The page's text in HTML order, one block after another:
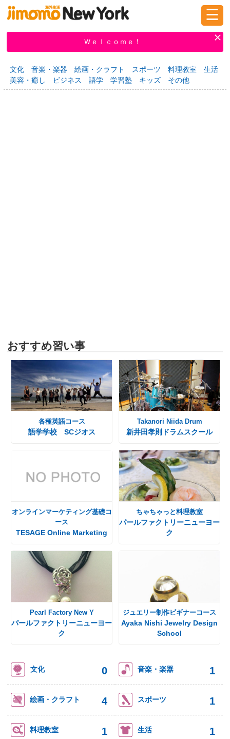
掲示板 タウン情報 教えて！
☰
Ｗｅｌｃｏｍｅ！
文化 音楽・楽器 絵画・クラフト スポーツ 料理教室
生活
美容・癒し
ビジネス 語学 学習塾 キッズ その他
おすすめ習い事
各種英語コース
語学学校 SCジオス
Takanori Niida Drum
新井田孝則ドラムスクール
オンラインマーケティング基礎コ
ース
TESAGE Online Marketing
ちゃちゃっと料理教室
パールファクトリーニューヨー
ク
Pearl Factory New Y
パールファクトリーニューヨー
ク
ジュエリー制作ビギナーコース
Ayaka Nishi Jewelry Design
School
文化 0 音楽・楽器 1
絵画・クラフト 4 スポーツ 1
料理教室 1 生活 1